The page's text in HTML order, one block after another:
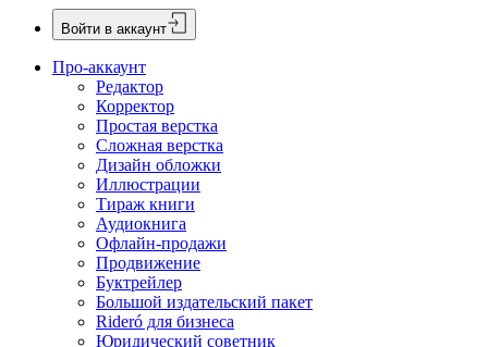
Войти в аккаунт
Про-аккаунт
Редактор
Корректор
Простая верстка
Сложная верстка
Дизайн обложки
Иллюстрации
Тираж книги
Аудиокнига
Офлайн-продажи
Продвижение
Буктрейлер
Большой издательский пакет
Rideró для бизнеса
Юридический советник